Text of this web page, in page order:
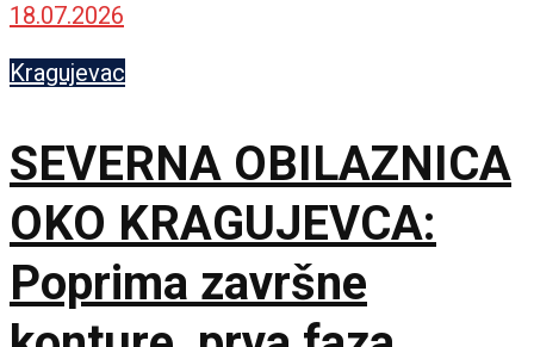
18.07.2026
Kragujevac
SEVERNA OBILAZNICA
OKO KRAGUJEVCA:
Poprima završne